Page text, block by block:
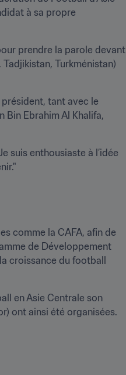
à sa propre
prendre la parole devant
Turkménistan)
tant avec le
Bin Ebrahim Al Khalifa,
suis enthousiaste à l’idée
comme la CAFA, afin de
de Développement
croissance du football
en Asie Centrale son
ont ainsi été organisées.